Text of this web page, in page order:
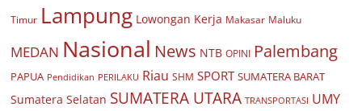
Timur Lampung Lowongan Kerja Makasar Maluku
MEDAN Nasional News NTB OPINI Palembang
PAPUA Pendidikan PERILAKU Riau SHM SPORT SUMATERA BARAT
Sumatera Selatan SUMATERA UTARA TRANSPORTASI UMY